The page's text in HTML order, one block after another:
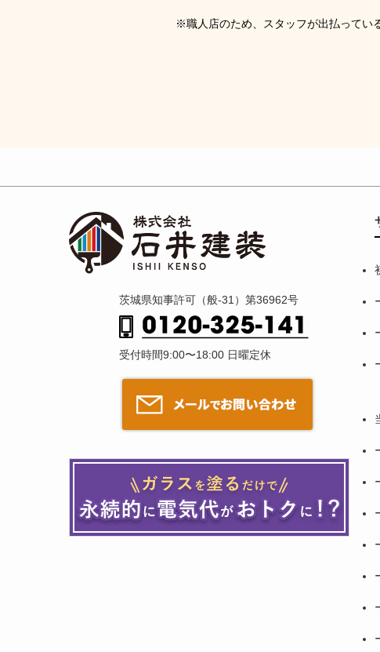
※職人店のため、スタッフが出払ってい
茨城県知事許可（般-31）第36962号
受付時間9:00〜18:00 日曜定休